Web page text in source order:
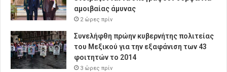
αμοιβαίας άμυνας
2 ώρες πρίν
Συνελήφθη πρώην κυβερνήτης πολιτείας
του Μεξικού για την εξαφάνιση των 43
φοιτητών το 2014
3 ώρες πρίν